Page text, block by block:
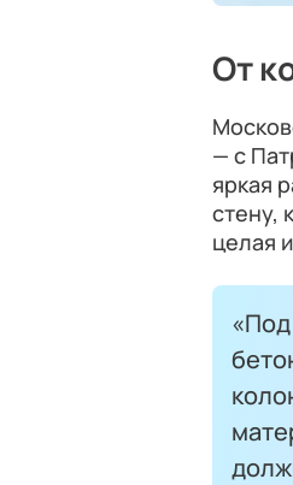
От
— с
яркая
стену,
целая